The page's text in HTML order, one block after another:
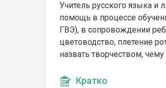
Учитель русского языка и
помощь в процессе
ГВЭ), в сопровождении
цветоводство, плетение
назвать творчеством,
Кратко